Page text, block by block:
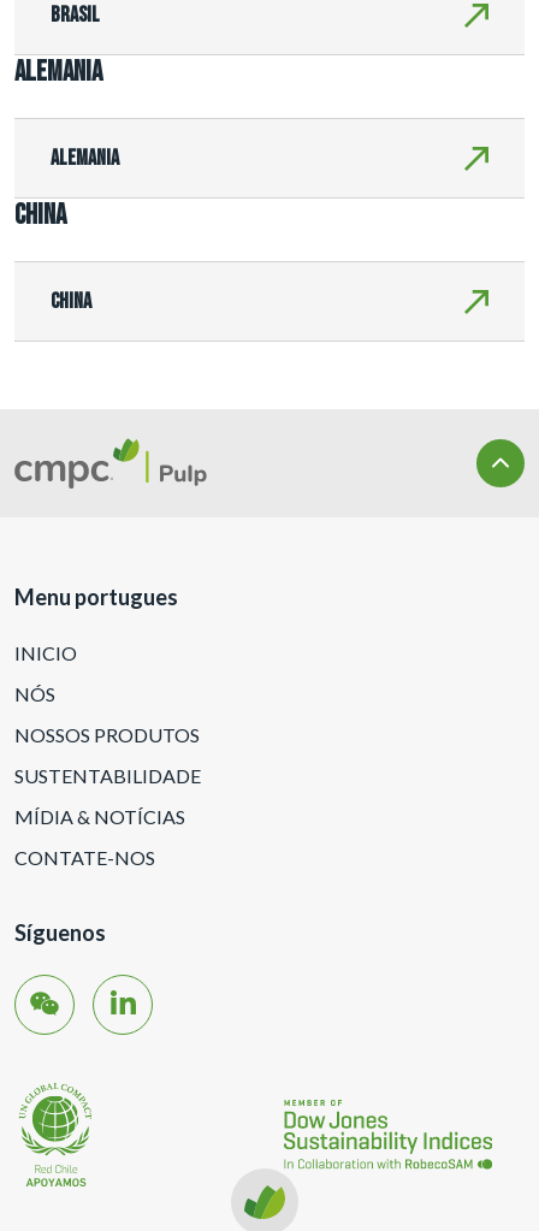
Brasil
Alemania
Alemania
China
China
Menu portugues
INICIO
NÓS
NOSSOS PRODUTOS
SUSTENTABILIDADE
MÍDIA & NOTÍCIAS
CONTATE-NOS
Síguenos